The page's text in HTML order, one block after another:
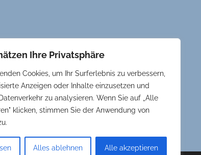
Ihre Privatsphäre
Cookies, um Ihr Surferlebnis zu verbessern,
Anzeigen oder Inhalte einzusetzen und
zu analysieren. Wenn Sie auf „Alle
klicken, stimmen Sie der Anwendung von
Alles ablehnen Alle akzeptieren